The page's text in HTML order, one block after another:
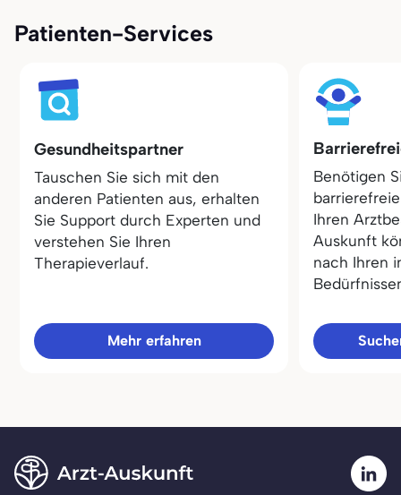
Patienten-Services
Gesundheitspartner
Tauschen Sie sich mit den
anderen Patienten aus, erhalten
Sie Support durch Experten und
verstehen Sie Ihren
Therapieverlauf.
Mehr erfahren
Benötigen
Ihren
Auskunft
nach Ihren